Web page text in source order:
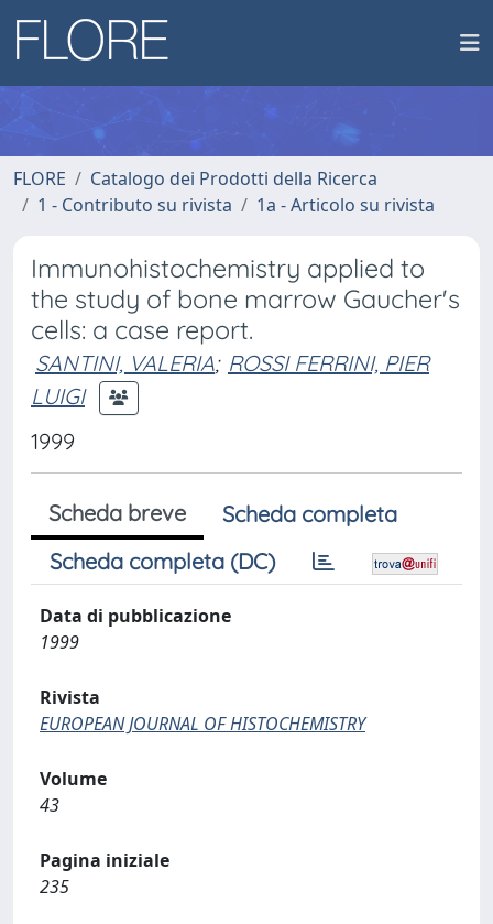
FLORE
Catalogo dei Prodotti della Ricerca
1 - Contributo su rivista
1a - Articolo su rivista
Immunohistochemistry applied to
the study of bone marrow Gaucher's
cells: a case report.
SANTINI, VALERIA; ROSSI FERRINI, PIER
LUIGI
1999
Scheda breve
Scheda completa
Scheda completa (DC)
Data di pubblicazione
1999
Rivista
EUROPEAN JOURNAL OF HISTOCHEMISTRY
Volume
43
Pagina iniziale
235